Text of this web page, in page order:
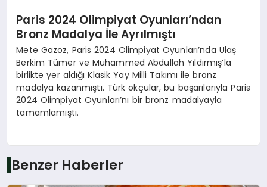
Paris 2024 Olimpiyat Oyunları’ndan
Bronz Madalya İle Ayrılmıştı
Mete Gazoz, Paris 2024 Olimpiyat Oyunları’nda Ulaş
Berkim Tümer ve Muhammed Abdullah Yıldırmış’la
birlikte yer aldığı Klasik Yay Milli Takımı ile bronz
madalya kazanmıştı. Türk okçular, bu başarılarıyla Paris
2024 Olimpiyat Oyunları’nı bir bronz madalyayla
tamamlamıştı.
Benzer Haberler